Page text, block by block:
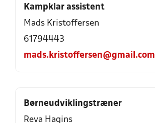
Kampklar assistent
Mads Kristoffersen
61794443
mads.kristoffersen@gmail.com
Børneudviklingstræner
Reva Hagins